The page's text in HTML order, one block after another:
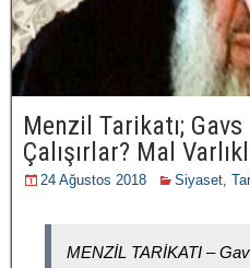
Menzil Tarikatı; Gavs
Çalışırlar? Mal
24 Ağustos 2018 Siyaset,
MENZİL TARİKATI –